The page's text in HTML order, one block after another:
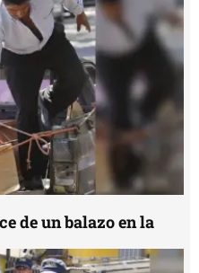
de un balazo en la